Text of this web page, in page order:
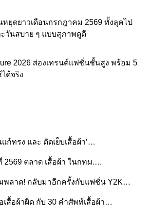
หยุดยาวเดือนกรกฎาคม 2569 ทั้งลุคไป
วันสบาย ๆ แบบสุภาพดูดี
2026 ส่องเทรนด์แฟชั่นชั้นสูง พร้อม 5
ด้จริง
ก้ทรง และ ตัดเย็บเสื้อผ้า’…
2569 ตลาด เสื้อผ้า ในกทม.…
พลาด! กลับมาอีกครั้งกับแฟชั่น Y2K…
สื้อผ้าผิด กับ 30 คำศัพท์เสื้อผ้า…